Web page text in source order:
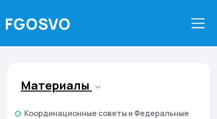
Материалы
Координационные советы и Федеральные